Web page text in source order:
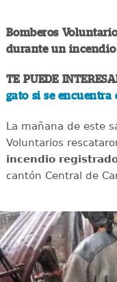
Bomberos
durante un
TE PUEDE
gato si se encuentra
La mañana de este
Voluntarios
incendio
cantón Central de